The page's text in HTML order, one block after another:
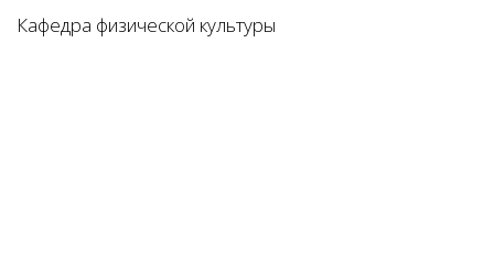
Кафедра физической культуры